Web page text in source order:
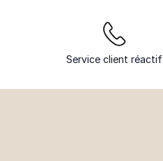
Service client réactif